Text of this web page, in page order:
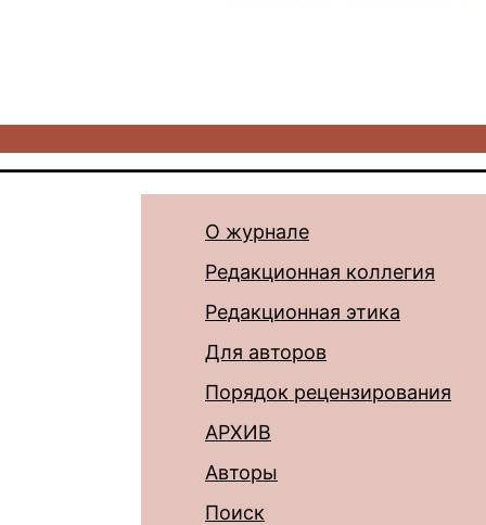
О журнале
Редакционная коллегия
Редакционная этика
Для авторов
Порядок рецензирования
АРХИВ
Авторы
Поиск